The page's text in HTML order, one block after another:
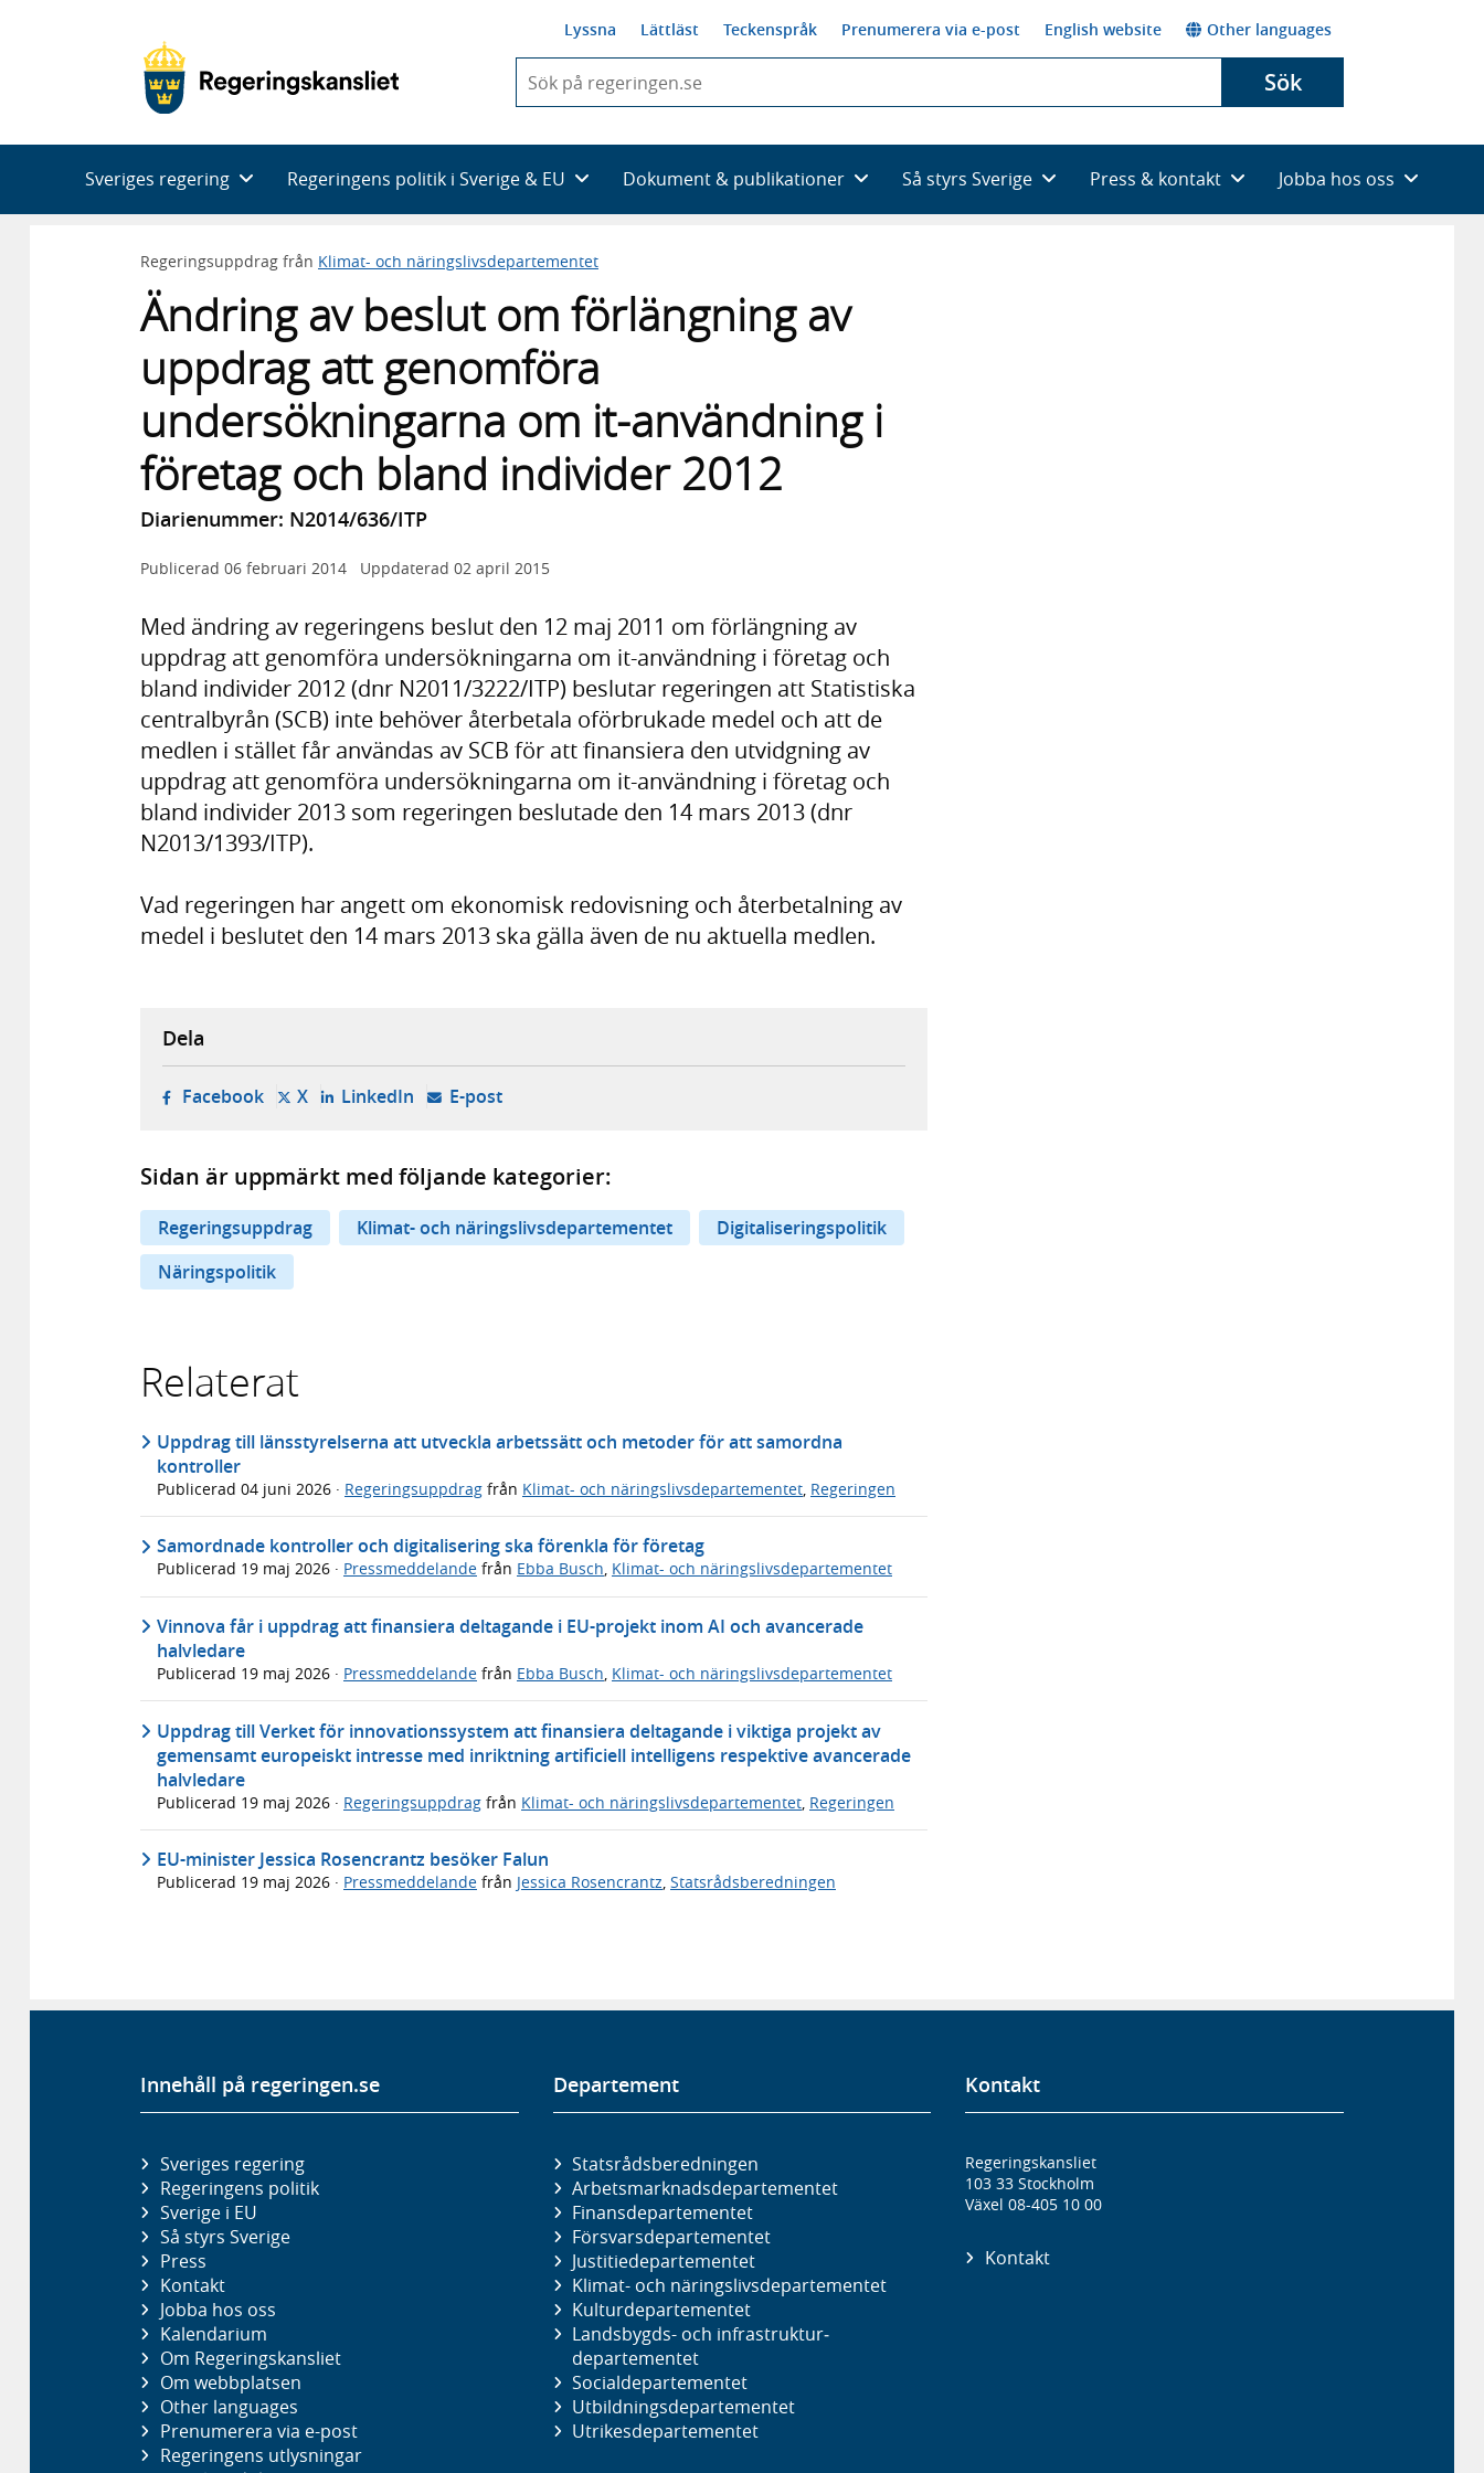
Lyssna Lättläst Teckenspråk Prenumerera via e-post English website Other languages
du
skriva
framträder
en
med
Sök
Sveriges regering Regeringens politik i Sverige & EU Dokument & publikationer Så styrs Sverige Press & kontakt Jobba hos oss
Regeringsuppdrag från Klimat- och näringslivsdepartementet
Ändring av beslut om förlängning av
uppdrag att genomföra
undersökningarna om it-användning i
företag och bland individer 2012
Diarienummer: N2014/636/ITP
Publicerad 06 februari 2014 Uppdaterad 02 april 2015
Med ändring av regeringens beslut den 12 maj 2011 om förlängning av
uppdrag att genomföra undersökningarna om it-användning i företag och
bland individer 2012 (dnr N2011/3222/ITP) beslutar regeringen att Statistiska
centralbyrån (SCB) inte behöver återbetala oförbrukade medel och att de
medlen i stället får användas av SCB för att finansiera den utvidgning av
uppdrag att genomföra undersökningarna om it-användning i företag och
bland individer 2013 som regeringen beslutade den 14 mars 2013 (dnr
N2013/1393/ITP).
Vad regeringen har angett om ekonomisk redovisning och återbetalning av
medel i beslutet den 14 mars 2013 ska gälla även de nu aktuella medlen.
Dela
Facebook- öppnas i ny flik, extern webbplats,
X- öppnas i ny flik, extern webbplats,
LinkedIn- öppnas i ny flik, extern webbplats,
E-post- öppnar din e-postklient,
Sidan är uppmärkt med följande kategorier:
Regeringsuppdrag Klimat- och näringslivsdepartementet
Digitaliseringspolitik
Näringspolitik
Relaterat
Uppdrag till länsstyrelserna att utveckla arbetssätt och metoder för att samordna
kontroller
Publicerad 04 juni 2026 · Regeringsuppdrag från Klimat- och näringslivsdepartementet Regeringen
Samordnade kontroller och digitalisering ska förenkla för företag
Publicerad 19 maj 2026 · Pressmeddelande från Ebba Busch, Klimat- och näringslivsdepartementet
Vinnova får i uppdrag att finansiera deltagande i EU-projekt inom AI och avancerade
halvledare
Publicerad 19 maj 2026 · Pressmeddelande från Ebba Busch, Klimat- och näringslivsdepartementet
Uppdrag till Verket för innovationssystem att finansiera deltagande i viktiga projekt av
gemensamt europeiskt intresse med inriktning artificiell intelligens respektive avancerade
halvledare
Publicerad 19 maj 2026 · Regeringsuppdrag från Klimat- och näringslivsdepartementet Regeringen
EU-minister Jessica Rosencrantz besöker Falun
Publicerad 19 maj 2026 · Pressmeddelande från Jessica Rosencrantz, Statsrådsberedningen
Innehåll på regeringen.se
Sveriges regering
Regeringens politik
Sverige i EU
Så styrs Sverige
Press
Kontakt
Jobba hos oss
Kalendarium
Om Regeringskansliet
Om webbplatsen
Other languages
Prenumerera via e-post
Regeringens utlysningar
Departement
Statsrådsberedningen
Arbetsmarknads­departementet
Finans­departementet
Försvars­departementet
Justitie­departementet
Klimat- och näringslivs­departementet
Kultur­departementet
Landsbygds- och infrastruktur­
departementet
Social­departementet
Utbildnings­departementet
Utrikes­departementet
Kontakt
Regeringskansliet
103 33 Stockholm
Växel 08-405 10 00
Kontakt